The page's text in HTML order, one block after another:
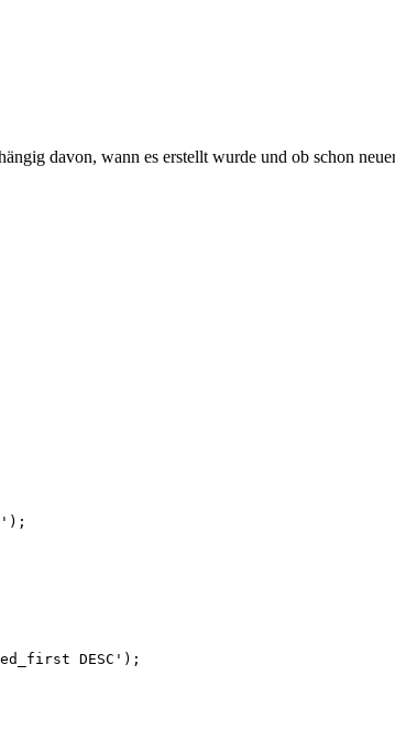
davon, wann es erstellt wurde und ob schon
DESC');